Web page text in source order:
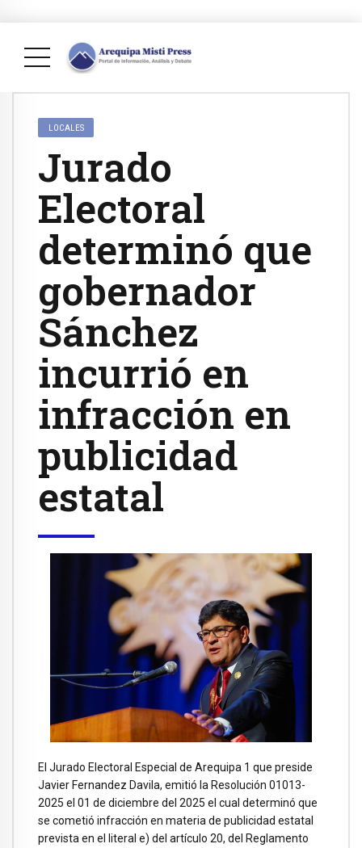
LOCALES
Jurado
Electoral
determinó que
gobernador
Sánchez
incurrió en
infracción en
publicidad
estatal
El Jurado Electoral Especial de Arequipa 1 que preside
Javier Fernandez Davila, emitió la Resolución 01013-
2025 el 01 de diciembre del 2025 el cual determinó que
se cometió infracción en materia de publicidad estatal
prevista en el literal e) del artículo 20, del Reglamento